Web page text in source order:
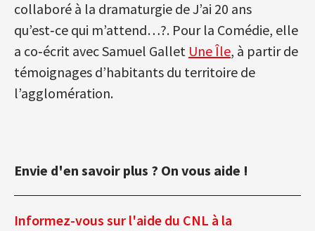
collaboré à la dramaturgie de J’ai 20 ans
qu’est‑ce qui m’attend…?. Pour la Comédie, elle
a co‑écrit avec Samuel Gallet Une Île, à partir de
témoignages d’habitants du territoire de
l’agglomération.
Envie d'en savoir plus ? On vous aide !
Informez-vous sur l'aide du CNL à la